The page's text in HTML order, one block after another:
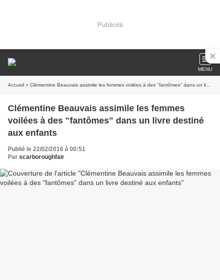
Publicité
MENU
Accueil » Clémentine Beauvais assimile les femmes voilées à des "fantômes" dans un livre destiné aux enfants
Clémentine Beauvais assimile les femmes
voilées à des "fantômes" dans un livre destiné
aux enfants
Publié le 22/02/2016 à 00:51
Par scarboroughfair